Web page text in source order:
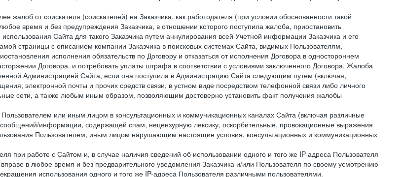
от соискателя (соискателей) на Заказчика, как работодателя (при условии обоснованности такой
время и без предупреждения Заказчика, в отношении которого поступила жалоба, приостановить
Сайта для такого Заказчика путем аннулирования всей Учетной информации Заказчика и его
страницы с описанием компании Заказчика в поисковых системах Сайта, видимых Пользователям,
исполнения обязательств по Договору и отказаться от исполнения Договора в одностороннем
Договора. и потребовать уплаты штрафа в соответствии с условиями заключенного Договора. Жалоба
Администрацией Сайта, если она поступила в Администрацию Сайта следующим путем (включая,
электронной почты и прочих средств связи, в устном виде посредством телефонной связи либо личного
сети, а также любым иным образом, позволяющим достоверно установить факт получения жалобы
или иным лицом в консультационных и коммуникационных каналах Сайта (включая различные
информации, содержащей спам, нецензурную лексику, оскорбительные, провокационные выражения
Пользователем, иным лицом нарушающим настоящие условия, консультационных и коммуникационных
при работе с Сайтом и, в случае наличия сведений об использовании одного и того же IP-адреса Пользователя
в любое время и без предварительного уведомления Заказчика и/или Пользователя по своему усмотрению
использования одного и того же IP-адреса Пользователя различными пользователями.